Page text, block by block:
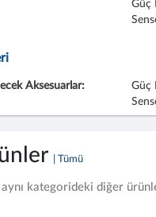
Güç
Aksesuarlar:
Güç
| Tümü
aynı kategorideki diğer